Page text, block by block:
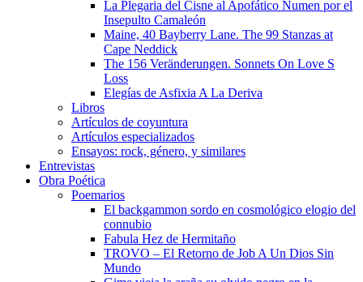
La Plegaria del Cisne al Apofático Numen por el
Insepulto Camaleón
Maine, 40 Bayberry Lane. The 99 Stanzas at
Cape Neddick
The 156 Veränderungen. Sonnets On Love S
Loss
Elegías de Asfixia A La Deriva
Libros
Artículos de coyuntura
Artículos especializados
Ensayos: rock, género, y similares
Entrevistas
Obra Poética
Poemarios
El backgammon sordo en cosmológico elogio del
connubio
Fabula Hez de Hermitaño
TROVO – El Retorno de Job A Un Dios Sin
Mundo